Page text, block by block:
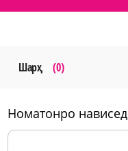
Шарҳ (0)
номатонро нависед